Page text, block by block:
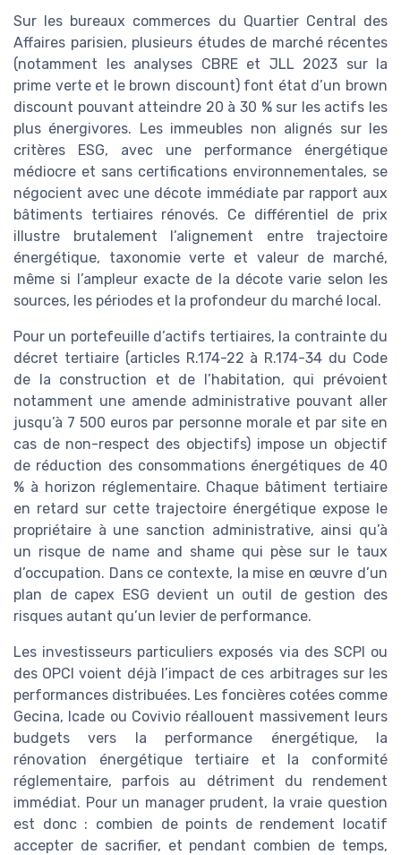
Sur les bureaux commerces du Quartier Central des
Affaires parisien, plusieurs études de marché récentes
(notamment les analyses CBRE et JLL 2023 sur la
prime verte et le brown discount) font état d’un brown
discount pouvant atteindre 20 à 30 % sur les actifs les
plus énergivores. Les immeubles non alignés sur les
critères ESG, avec une performance énergétique
médiocre et sans certifications environnementales, se
négocient avec une décote immédiate par rapport aux
bâtiments tertiaires rénovés. Ce différentiel de prix
illustre brutalement l’alignement entre trajectoire
énergétique, taxonomie verte et valeur de marché,
même si l’ampleur exacte de la décote varie selon les
sources, les périodes et la profondeur du marché local.
Pour un portefeuille d’actifs tertiaires, la contrainte du
décret tertiaire (articles R.174-22 à R.174-34 du Code
de la construction et de l’habitation, qui prévoient
notamment une amende administrative pouvant aller
jusqu’à 7 500 euros par personne morale et par site en
cas de non-respect des objectifs) impose un objectif
de réduction des consommations énergétiques de 40
% à horizon réglementaire. Chaque bâtiment tertiaire
en retard sur cette trajectoire énergétique expose le
propriétaire à une sanction administrative, ainsi qu’à
un risque de name and shame qui pèse sur le taux
d’occupation. Dans ce contexte, la mise en œuvre d’un
plan de capex ESG devient un outil de gestion des
risques autant qu’un levier de performance.
Les investisseurs particuliers exposés via des SCPI ou
des OPCI voient déjà l’impact de ces arbitrages sur les
performances distribuées. Les foncières cotées comme
Gecina, Icade ou Covivio réallouent massivement leurs
budgets vers la performance énergétique, la
rénovation énergétique tertiaire et la conformité
réglementaire, parfois au détriment du rendement
immédiat. Pour un manager prudent, la vraie question
est donc : combien de points de rendement locatif
accepter de sacrifier, et pendant combien de temps,